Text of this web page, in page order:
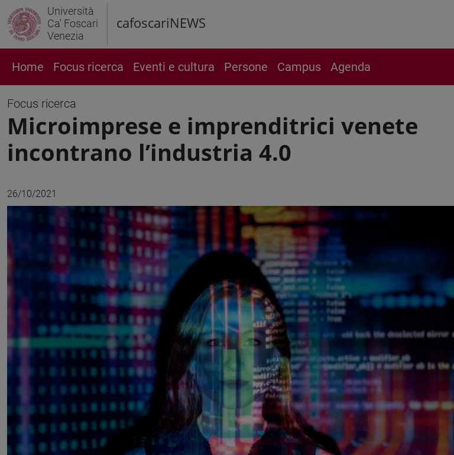
Università
Ca' Foscari
Venezia
cafoscariNEWS
Home Focus ricerca Eventi e cultura Persone Campus Agenda
Focus ricerca
Microimprese e imprenditrici venete
incontrano l’industria 4.0
26/10/2021